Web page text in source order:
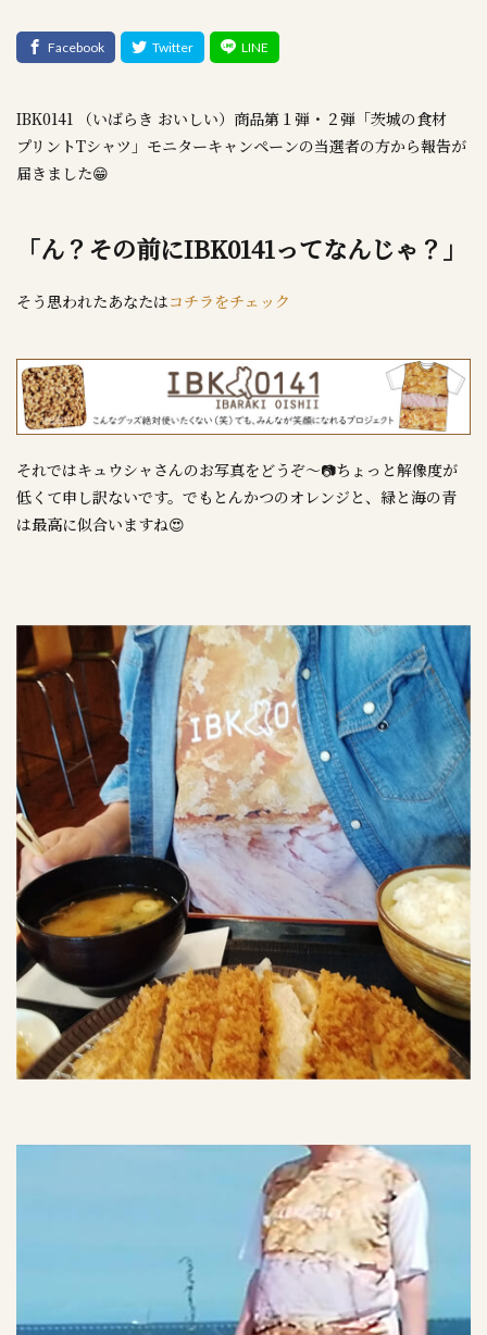
IBK0141 （いばらき おいしい）商品第１弾・２弾「茨城の食材
プリントTシャツ」モニターキャンペーンの当選者の方から報告が
届きました😁
「ん？その前にIBK0141ってなんじゃ？」
そう思われたあなたはコチラをチェック
それではキュウシャさんのお写真をどうぞ～📷ちょっと解像度が
低くて申し訳ないです。でもとんかつのオレンジと、緑と海の青
は最高に似合いますね😍